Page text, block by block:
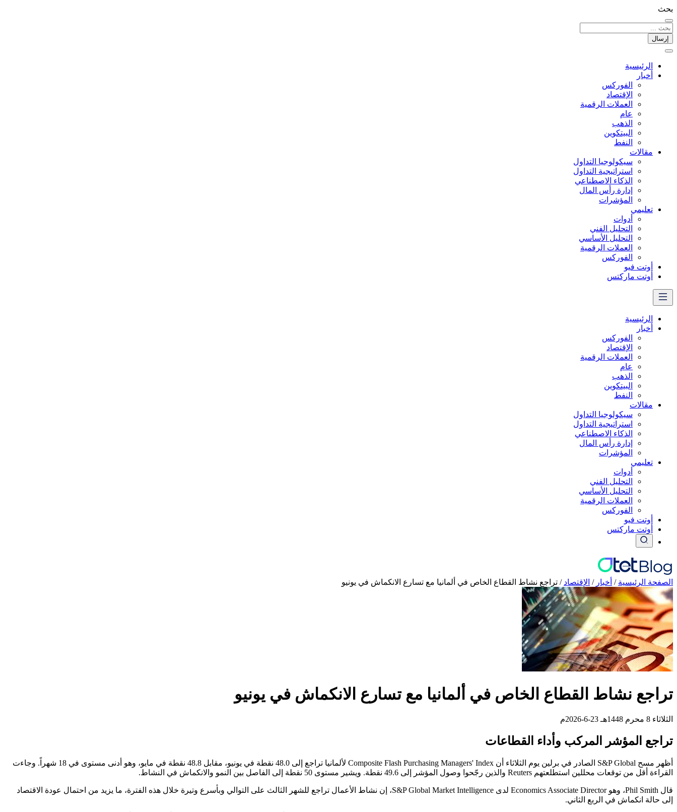
بحث
إرسال
الرئيسية
أخبار
الفوركس
الإقتصاد
العملات الرقمیة
عام
الذهب
البيتكوين
النفط
مقالات
سيكولوجيا التداول
استراتيجية التداول
الذكاء الاصطناعي
إدارة رأس المال
المؤشرات
تعليمي
أدوات
التحليل الفني
التحليل الأساسي
العملات الرقمية
الفوركس
أوتت فيو
أوتت ماركتس
الرئيسية
أخبار
الفوركس
الإقتصاد
العملات الرقمیة
عام
الذهب
البيتكوين
النفط
مقالات
سيكولوجيا التداول
استراتيجية التداول
الذكاء الاصطناعي
إدارة رأس المال
المؤشرات
تعليمي
أدوات
التحليل الفني
التحليل الأساسي
العملات الرقمية
الفوركس
أوتت فيو
أوتت ماركتس
الصفحة الرئيسية / أخبار / الإقتصاد / تراجع نشاط القطاع الخاص في ألمانيا مع تسارع الانكماش في يونيو
تراجع نشاط القطاع الخاص في ألمانيا مع تسارع الانكماش في يونيو
الثلاثاء 8 محرم 1448هـ 23-6-2026م
تراجع المؤشر المركب وأداء القطاعات
أظهر مسح S&P Global الصادر في برلين يوم الثلاثاء أن Composite Flash Purchasing Managers' Index لألمانيا تراجع إلى 48.0 نقطة في يونيو، مقابل 48.8 نقطة في مايو، وهو أدنى مستوى في 18 شهراً. وجاءت
القراءة أقل من توقعات محللين استطلعتهم Reuters والذين رجّحوا وصول المؤشر إلى 49.6 نقطة. ويشير مستوى 50 نقطة إلى الفاصل بين النمو والانكماش في النشاط.
قال Phil Smith، وهو Economics Associate Director لدى S&P Global Market Intelligence، إن نشاط الأعمال تراجع للشهر الثالث على التوالي وبأسرع وتيرة خلال هذه الفترة، ما يزيد من احتمال عودة الاقتصاد
إلى حالة انكماش في الربع الثاني.